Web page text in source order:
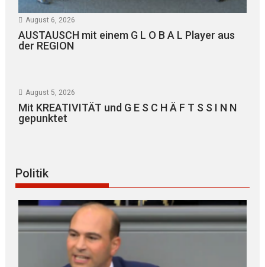
August 6, 2026
AUSTAUSCH mit einem G L O B A L Player aus
der REGION
August 5, 2026
Mit KREATIVITÄT und G E S C H Ä F T S S I N N
gepunktet
Politik